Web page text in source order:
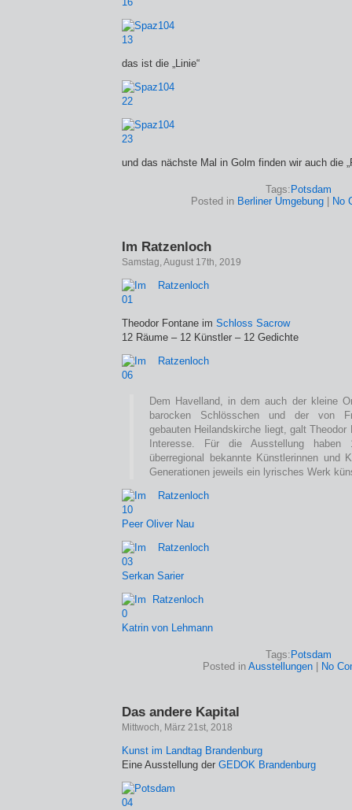
das ist die „Linie“
und das nächste Mal in Golm finden wir auch die
Tags: Potsdam
Posted in Berliner Umgebung No
Im Ratzenloch
Samstag, August 17th, 2019
Theodor Fontane im Schloss Sacrow
12 Räume – 12 Künstler – 12 Gedichte
Dem Havelland, in dem auch der kleine
barocken Schlösschen und der von
gebauten Heilandskirche liegt, galt Theodor
Interesse. Für die Ausstellung haben
überregional bekannte Künstlerinnen und
Generationen jeweils ein lyrisches Werk
Peer Oliver Nau
Serkan Sarier
Katrin von Lehmann
Tags: Potsdam
Posted in Ausstellungen| No
Das andere Kapital
Mittwoch, März 21st, 2018
Kunst im Landtag Brandenburg
Eine Ausstellung der GEDOK Brandenburg